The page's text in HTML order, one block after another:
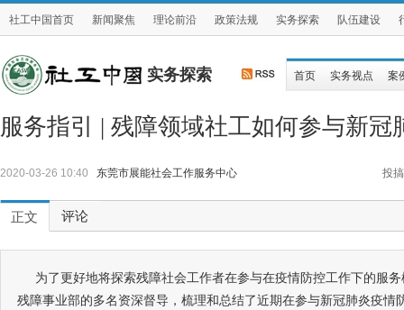
社工中国首页 新闻聚焦 理论前沿 政策法规 实务探索 队伍建设
实务探索 首页 实务视点 案
服务指引 | 残障领域社工如何参与新冠
2020-03-26 10:40 东莞市展能社会工作服务中心 投搞
正文 评论
为了更好地将探索残障社会工作者在参与在疫情防控工作下的服
残障事业部的多名资深督导，梳理和总结了近期在参与新冠肺炎疫情